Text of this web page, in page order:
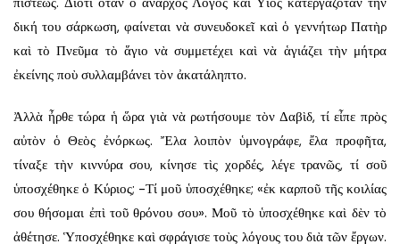
δική του σάρκωση, φαίνεται νὰ συνευδοκεῖ καὶ ὁ γεννήτωρ Πατὴρ
καὶ τὸ Πνεῦμα τὸ ἅγιο νὰ συμμετέχει καὶ νὰ ἁγιάζει τὴν μήτρα
ἐκείνης ποὺ συλλαμβάνει τὸν ἀκατάληπτο.
Ἀλλὰ ἦρθε τώρα ἡ ὥρα γιὰ νὰ ρωτήσουμε τὸν Δαβὶδ, τί εἶπε πρὸς
αὐτὸν ὁ Θεὸς ἐνόρκως. Ἔλα λοιπὸν ὑμνογράφε, ἔλα προφῆτα,
τίναξε τὴν κιννύρα σου, κίνησε τὶς χορδές, λέγε τρανῶς, τί σοῦ
ὑποσχέθηκε ὁ Κύριος; -Τί μοῦ ὑποσχέθηκε; «ἐκ καρποῦ τῆς κοιλίας
σου θήσομαι ἐπὶ τοῦ θρόνου σου». Μοῦ τὸ ὑποσχέθηκε καὶ δὲν τὸ
ἀθέτησε. Ὑποσχέθηκε καὶ σφράγισε τοὺς λόγους του διὰ τῶν ἔργων.